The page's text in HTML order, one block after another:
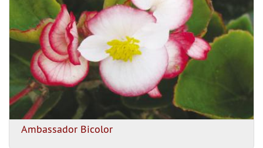
Ambassador Bicolor